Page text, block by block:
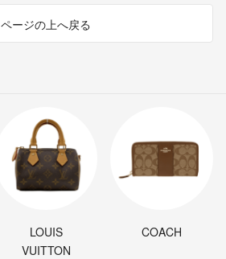
ページの上へ戻る
LOUIS
VUITTON
COACH